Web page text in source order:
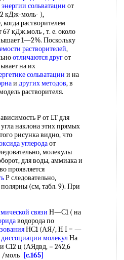
энергии сольватации от
кДж-моль- ),
растворителем
67 кДж.моль , т. е. около
1—2%. Поскольку
растворителей,
отличаются другот
на их
сольватации и на
и других методов, в
растворителя.
Р от LT для
наклона этих прямых
рисунка видно, что
углеродаот
молекулы
для воды, аммиака и
проявляется
Р следовательно,
(см, табл. 9). При
связи Н—С1 ( на
водорода по
НС1 (АЯ/, H I = —
молекулНа
С12 ц (АЯдвд, = 242,6
/моль [c.165]